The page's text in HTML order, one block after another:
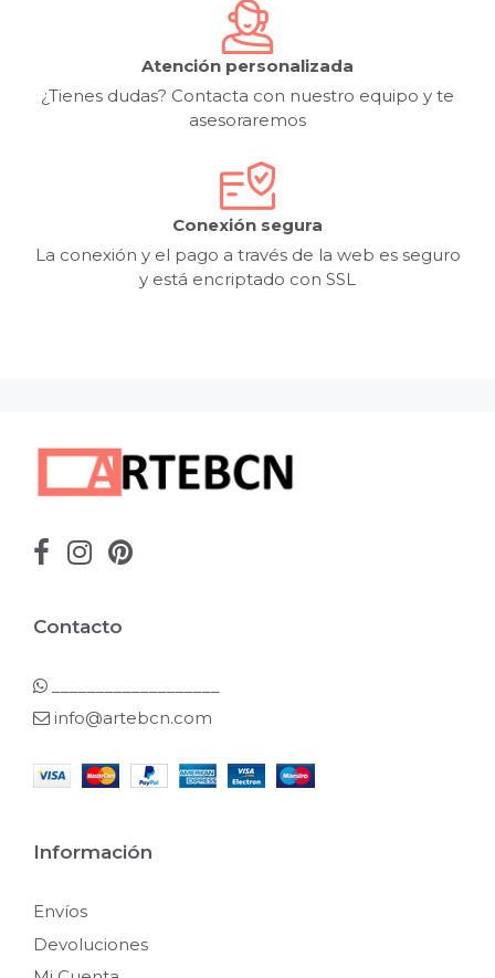
Atención personalizada
¿Tienes dudas? Contacta con nuestro equipo y te
asesoraremos
Conexión segura
La conexión y el pago a través de la web es seguro
y está encriptado con SSL
Contacto
info@artebcn.com
Información
Envíos
Devoluciones